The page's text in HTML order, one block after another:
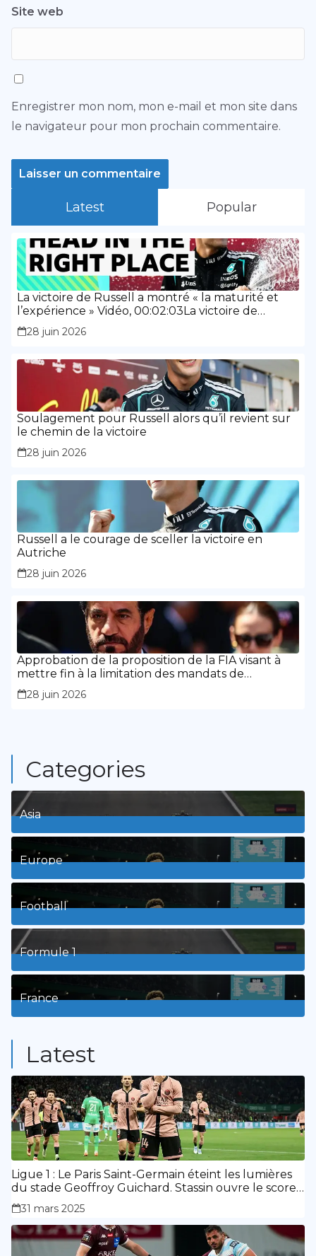
Site web
Enregistrer mon nom, mon e-mail et mon site dans
le navigateur pour mon prochain commentaire.
Latest Popular
La victoire de Russell a montré « la maturité et
l’expérience » Vidéo, 00:02:03La victoire de
Russell a montré « la maturité et l’expérience »
28 juin 2026
Soulagement pour Russell alors qu’il revient sur
le chemin de la victoire
28 juin 2026
Russell a le courage de sceller la victoire en
Autriche
28 juin 2026
Approbation de la proposition de la FIA visant à
mettre fin à la limitation des mandats de
présidence
28 juin 2026
Categories
Asia
1Posts
Europe
3Posts
Football
8Posts
Formule 1
3Posts
France
Latest
Ligue 1 : Le Paris Saint-Germain éteint les lumières
du stade Geoffroy Guichard. Stassin ouvre le score,
doublé de Doué.
31 mars 2025